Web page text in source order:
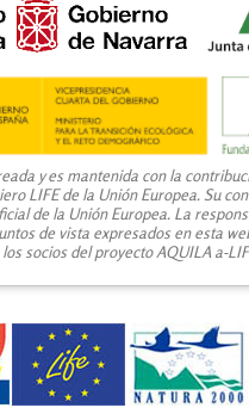
y es mantenida con la
LIFE de la Unión Europea. Su
de la Unión Europea. La
de vista expresados en esta
socios del proyecto AQUILA a-